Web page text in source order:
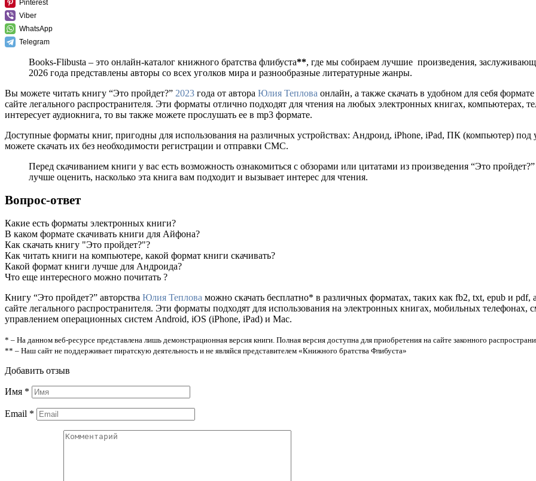
Pinterest
Viber
WhatsApp
Telegram
Books-Flibusta – это онлайн-каталог книжного братства флибуста**, где мы собираем лучшие произведения,
2026 года представлены авторы со всех уголков мира и разнообразные литературные жанры.
Вы можете читать книгу “Это пройдет?” 2023 года от автора Юлия Теплова онлайн, а также скачать в удобном для себя
сайте легального распространителя. Эти форматы отлично подходят для чтения на любых электронных книгах, компьютерах,
интересует аудиокнига, то вы также можете прослушать ее в mp3 формате.
Доступные форматы книг, пригодны для использования на различных устройствах: Андроид, iPhone, iPad, ПК (компьютер)
можете скачать их без необходимости регистрации и отправки СМС.
Перед скачиванием книги у вас есть возможность ознакомиться с обзорами или цитатами из произведения “Это пройдет?”
лучше оценить, насколько эта книга вам подходит и вызывает интерес для чтения.
Вопрос-ответ
Какие есть форматы электронных книги?
В каком формате скачивать книги для Айфона?
Как скачать книгу "Это пройдет?"?
Как читать книги на компьютере, какой формат книги скачивать?
Какой формат книги лучше для Андроида?
Что еще интересного можно почитать ?
Книгу “Это пройдет?” авторства Юлия Теплова можно скачать бесплатно* в различных форматах, таких как fb2, txt, epub и
сайте легального распространителя. Эти форматы подходят для использования на электронных книгах, мобильных
управлением операционных систем Android, iOS (iPhone, iPad) и Mac.
* – На данном веб-ресурсе представлена лишь демонстрационная версия книги. Полная версия доступна для приобретения на сайте законного
** – Наш сайт не поддерживает пиратскую деятельность и не являйся представителем «Книжного братства Флибуста»
Добавить отзыв
Имя *
Email *